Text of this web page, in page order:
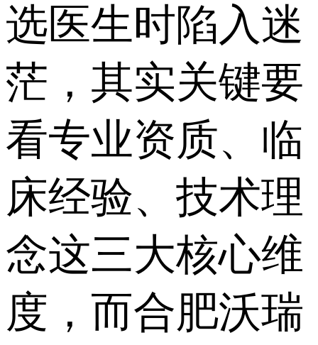
选医生时陷入迷
茫，其实关键要
看专业资质、临
床经验、技术理
念这三大核心维
度，而合肥沃瑞